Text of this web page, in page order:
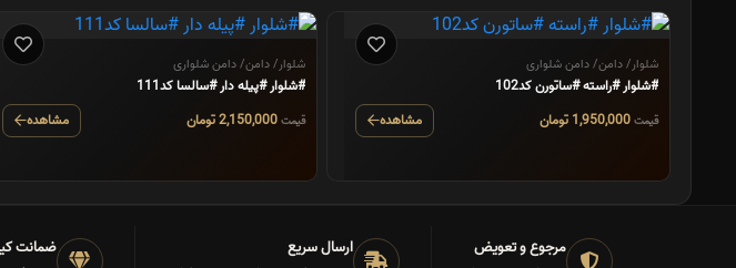
شلوار/ دامن/ دامن شلواری
#شلوار #راسته #ساتورن کد102
قیمت مشاهده
شلوار/ دامن/ دامن شلواری
#شلوار #پیله دار #سالسا کد111
قیمت2,150,000 تومان مشاهده
مرجوع و تعویض ارسال سریع ضمانت